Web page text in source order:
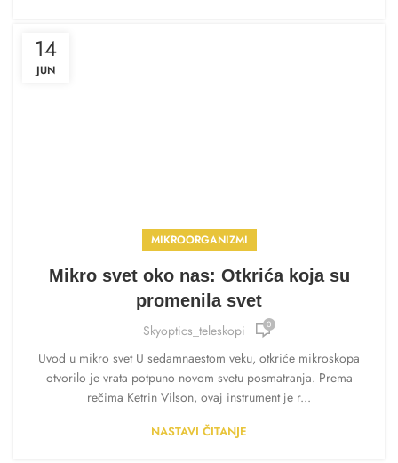
14
JUN
MIKROORGANIZMI
Mikro svet oko nas: Otkrića koja su
promenila svet
Skyoptics_teleskopi 0
Uvod u mikro svet U sedamnaestom veku, otkriće mikroskopa
otvorilo je vrata potpuno novom svetu posmatranja. Prema
rečima Ketrin Vilson, ovaj instrument je r...
NASTAVI ČITANJE